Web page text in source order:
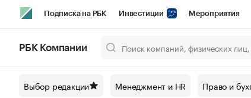
Подписка на РБК Инвестиции Мероприятия
Спецпроекты СПб Конференции СПб
РБК Компании
Выбор редакции Менеджмент и HR Право и